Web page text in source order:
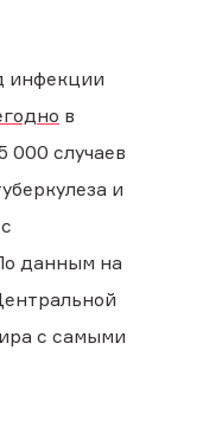
инфекции
в
000 случаев
и
данным на
с самыми